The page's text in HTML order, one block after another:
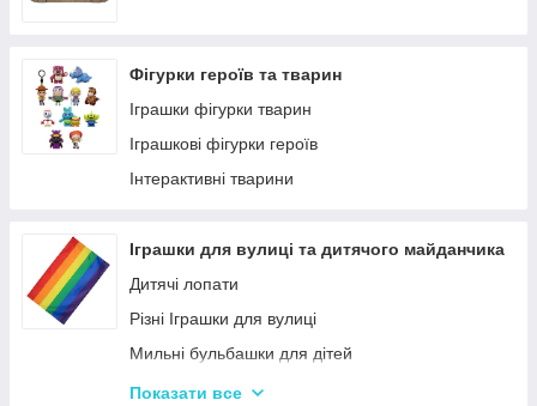
Фігурки героїв та тварин
Іграшки фігурки тварин
Іграшкові фігурки героїв
Інтерактивні тварини
Іграшки для вулиці та дитячого майданчика
Дитячі лопати
Різні Іграшки для вулиці
Мильні бульбашки для дітей
Гойдалки для дітей
Показати все